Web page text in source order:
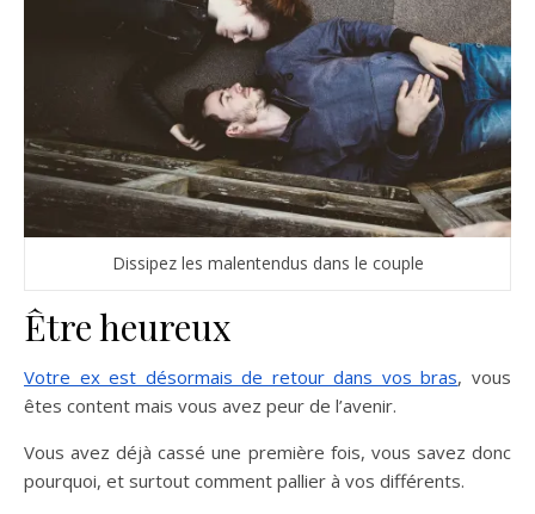
Dissipez les malentendus dans le couple
Être heureux
Votre ex est désormais de retour dans vos bras, vous
êtes content mais vous avez peur de l’avenir.
Vous avez déjà cassé une première fois, vous savez donc
pourquoi, et surtout comment pallier à vos différents.